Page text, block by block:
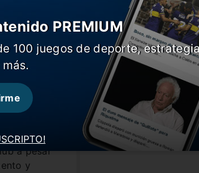
la
y
Las
a pesar
y
PREMIUM
100 juegos de deporte,